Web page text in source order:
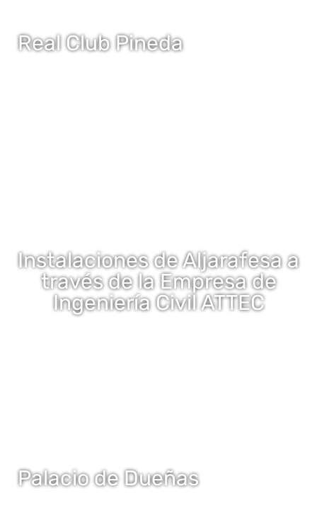
Real Club Pineda
Instalaciones de Aljarafesa a
través de la Empresa de
Ingeniería Civil ATTEC
Palacio de Dueñas